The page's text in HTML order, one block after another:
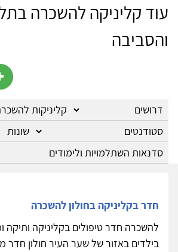
עוד קליניקה להשכרה
והסביבה
חדר בקליניקה בחולון להשכרה
להשכרה חדר טיפולים בקליניקה ותיקה
בילדים באזור של שער העיר חולון חדר